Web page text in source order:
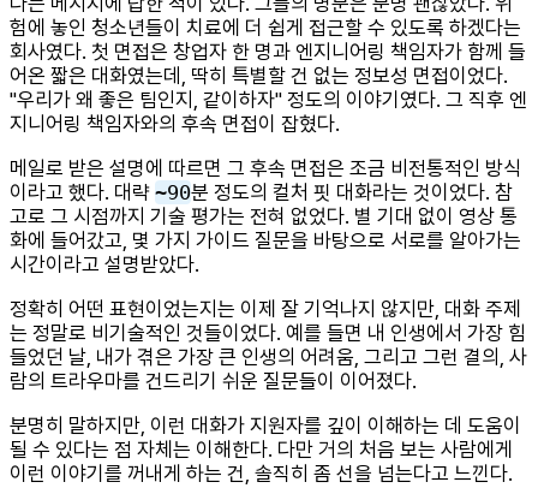
험에 놓인 청소년들이 치료에 더 쉽게 접근할 수 있도록 하겠다는
회사였다. 첫 면접은 창업자 한 명과 엔지니어링 책임자가 함께 들
어온 짧은 대화였는데, 딱히 특별할 건 없는 정보성 면접이었다.
"우리가 왜 좋은 팀인지, 같이하자" 정도의 이야기였다. 그 직후 엔
지니어링 책임자와의 후속 면접이 잡혔다.
메일로 받은 설명에 따르면 그 후속 면접은 조금 비전통적인 방식
이라고 했다. 대략 ~90분 정도의 컬처 핏 대화라는 것이었다. 참
고로 그 시점까지 기술 평가는 전혀 없었다. 별 기대 없이 영상 통
화에 들어갔고, 몇 가지 가이드 질문을 바탕으로 서로를 알아가는
시간이라고 설명받았다.
정확히 어떤 표현이었는지는 이제 잘 기억나지 않지만, 대화 주제
는 정말로 비기술적인 것들이었다. 예를 들면 내 인생에서 가장 힘
들었던 날, 내가 겪은 가장 큰 인생의 어려움, 그리고 그런 결의, 사
람의 트라우마를 건드리기 쉬운 질문들이 이어졌다.
분명히 말하지만, 이런 대화가 지원자를 깊이 이해하는 데 도움이
될 수 있다는 점 자체는 이해한다. 다만 거의 처음 보는 사람에게
이런 이야기를 꺼내게 하는 건, 솔직히 좀 선을 넘는다고 느낀다.